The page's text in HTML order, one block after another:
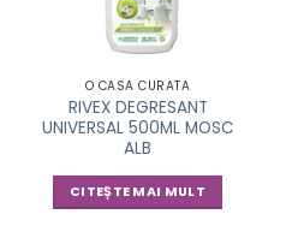
O CASA CURATA
RIVEX DEGRESANT
UNIVERSAL 500ML MOSC
ALB
CITEȘTE MAI MULT